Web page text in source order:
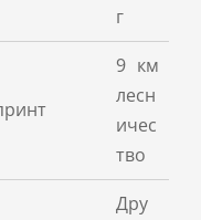
г
9 км
лесн
ичес
тво
Дру